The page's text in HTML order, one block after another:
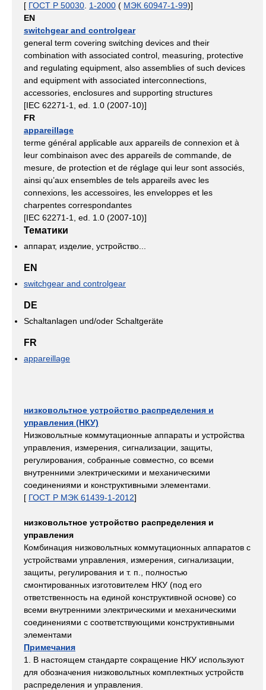
[ ГОСТ Р 50030 1-2000 ( МЭК 60947-1-99)]
EN
switchgear and controlgear
general term covering switching devices and their
combination with associated control, measuring, protective
and regulating equipment, also assemblies of such devices
and equipment with associated interconnections,
accessories, enclosures and supporting structures
[IEC 62271-1, ed. 1.0 (2007-10)]
FR
appareillage
terme général applicable aux appareils de connexion et à
leur combinaison avec des appareils de commande, de
mesure, de protection et de réglage qui leur sont associés,
ainsi qu’aux ensembles de tels appareils avec les
connexions, les accessoires, les enveloppes et les
charpentes correspondantes
[IEC 62271-1, ed. 1.0 (2007-10)]
Тематики
аппарат, изделие, устройство...
EN
switchgear and controlgear
DE
Schaltanlagen und/oder Schaltgeräte
FR
appareillage
низковольтное устройство распределения и
управления (НКУ)
Низковольтные коммутационные аппараты и устройства
управления, измерения, сигнализации, защиты,
регулирования, собранные совместно, со всеми
внутренними электрическими и механическими
соединениями и конструктивными элементами.
[ ГОСТ Р МЭК 61439-1-2012]
низковольтное устройство распределения и
управления
Комбинация низковольтных коммутационных аппаратов с
устройствами управления, измерения, сигнализации,
защиты, регулирования и т. п., полностью
смонтированных изготовителем НКУ (под его
ответственность на единой конструктивной основе) со
всеми внутренними электрическими и механическими
соединениями с соответствующими конструктивными
элементами
Примечания
1. В настоящем стандарте сокращение НКУ используют
для обозначения низковольтных комплектных устройств
распределения и управления.